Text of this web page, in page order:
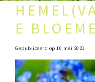
E
Gepubliceerd op 10 mei 2021